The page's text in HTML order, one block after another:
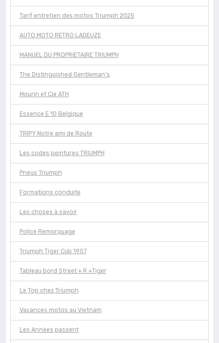
Tarif entretien des motos Triumph 2025
AUTO MOTO RETRO LADEUZE
MANUEL DU PROPRIETAIRE TRIUMPH
The Distinguished Gentleman's
Mourin et Cie ATH
Essence E 10 Belgique
TRIPY Notre ami de Route
Les codes peintures TRIUMPH
Pneus Triumph
Formations conduite
Les choses à savoir
Police Remorquage
Triumph Tiger Cub 1957
Tableau bord Street + R +Tiger
Le Top chez Triumph
Vacances motos au Vietnam
Les Années passent